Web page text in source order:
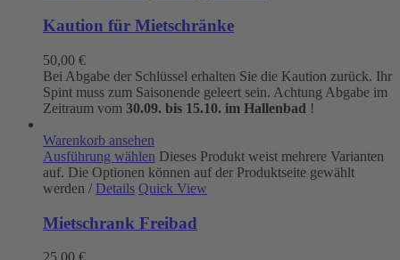
Kaution für Mietschränke
50,00 €
Bei Abgabe der Schlüssel erhalten Sie die Kaution zurück. Ihr
Spint muss zum Saisonende geleert sein. Achtung Abgabe im
Zeitraum vom 30.09. bis 15.10. im Hallenbad !
Warenkorb ansehen
Ausführung wählen Dieses Produkt weist mehrere Varianten
auf. Die Optionen können auf der Produktseite gewählt
werden / Details Quick View
Mietschrank Freibad